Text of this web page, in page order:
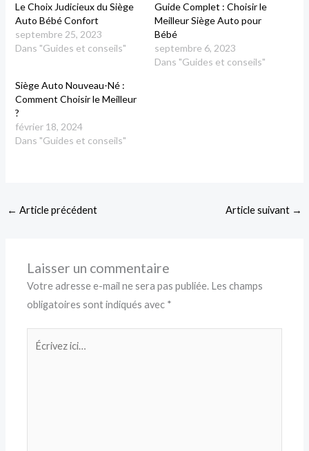
Le Choix Judicieux du Siège
Auto Bébé Confort
septembre 25, 2023
Dans "Guides et conseils"
Guide Complet : Choisir le
Meilleur Siège Auto pour
Bébé
septembre 6, 2023
Dans "Guides et conseils"
Siège Auto Nouveau-Né :
Comment Choisir le Meilleur
?
février 18, 2024
Dans "Guides et conseils"
← Article précédent Article suivant →
Laisser un commentaire
Votre adresse e-mail ne sera pas publiée. Les champs
obligatoires sont indiqués avec *
Écrivez